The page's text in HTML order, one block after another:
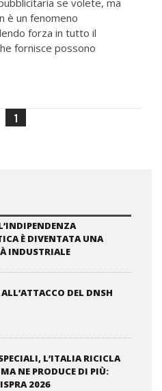
se volete, ma
è un fenomeno
forza in tutto il
fornisce possono
1
È DIVENTATA UNA
INDUSTRIALE
DEL DNSH
L’ITALIA RICICLA
NE PRODUCE DI PIÙ:
2026